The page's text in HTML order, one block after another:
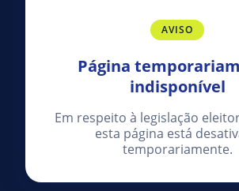
AVISO
Página
indisponível
Em respeito à legislação
esta página está
temporariamente.